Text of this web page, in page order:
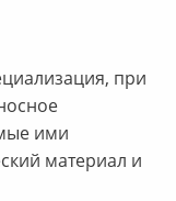
при
ими
материал и